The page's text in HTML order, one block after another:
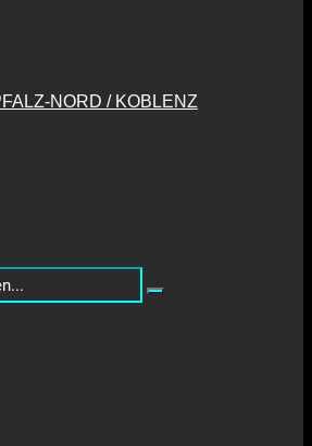
NORD / KOBLENZ